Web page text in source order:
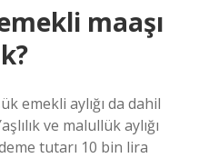
maaşı
emekli aylığı da dahil
ve malullük aylığı
tutarı 10 bin lira